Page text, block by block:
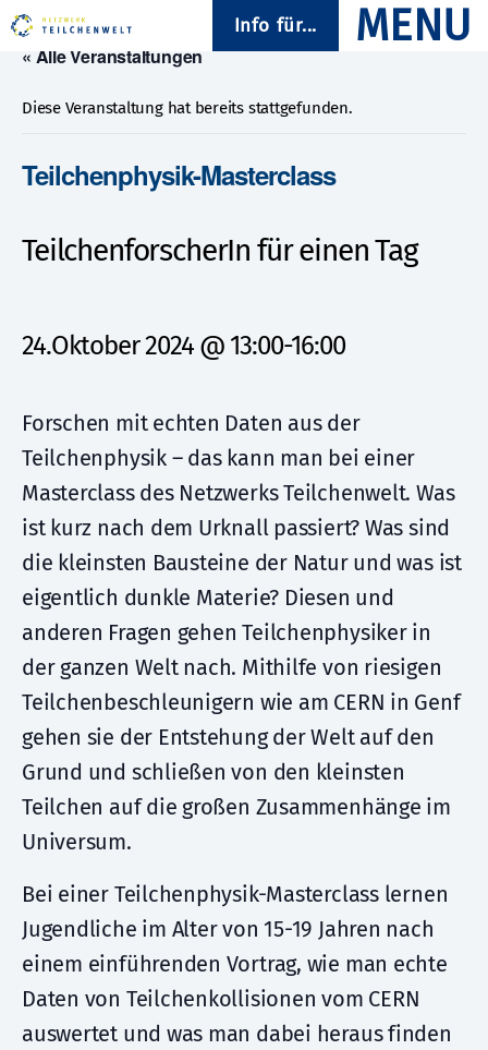
Info für...
« Alle Veranstaltungen
Diese Veranstaltung hat bereits stattgefunden.
Teilchenphysik-Masterclass
TeilchenforscherIn für einen Tag
24.Oktober 2024 @ 13:00-16:00
Forschen mit echten Daten aus der
Teilchenphysik – das kann man bei einer
Masterclass des Netzwerks Teilchenwelt. Was
ist kurz nach dem Urknall passiert? Was sind
die kleinsten Bausteine der Natur und was ist
eigentlich dunkle Materie? Diesen und
anderen Fragen gehen Teilchenphysiker in
der ganzen Welt nach. Mithilfe von riesigen
Teilchenbeschleunigern wie am CERN in Genf
gehen sie der Entstehung der Welt auf den
Grund und schließen von den kleinsten
Teilchen auf die großen Zusammenhänge im
Universum.
Bei einer Teilchenphysik-Masterclass lernen
Jugendliche im Alter von 15-19 Jahren nach
einem einführenden Vortrag, wie man echte
Daten von Teilchenkollisionen vom CERN
auswertet und was man dabei heraus finden